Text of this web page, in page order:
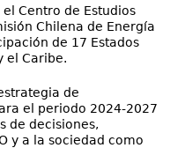
Centro de Estudios
Chilena de Energía
de 17 Estados
el Caribe.
de
el periodo 2024-2027
de decisiones,
y a la sociedad como